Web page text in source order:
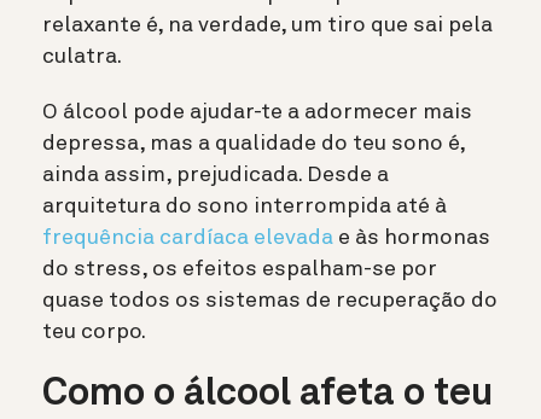
relaxante é, na verdade, um tiro que sai pela
culatra.
O álcool pode ajudar-te a adormecer mais
depressa, mas a qualidade do teu sono é,
ainda assim, prejudicada. Desde a
arquitetura do sono interrompida até à
frequência cardíaca elevada e às hormonas
do stress, os efeitos espalham-se por
quase todos os sistemas de recuperação do
teu corpo.
Como o álcool afeta o teu